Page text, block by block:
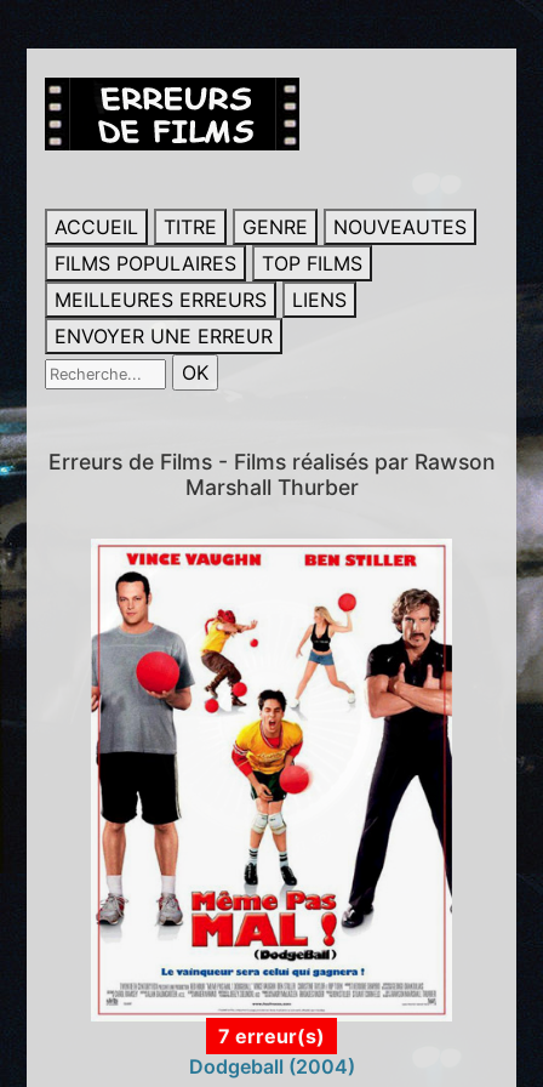
ACCUEIL TITRE GENRE
NOUVEAUTES
FILMS POPULAIRES
TOP FILMS
MEILLEURES ERREURS
LIENS
ENVOYER UNE ERREUR
Erreurs de Films - Films réalisés par Rawson
Marshall Thurber
7 erreur(s)
Dodgeball (2004)